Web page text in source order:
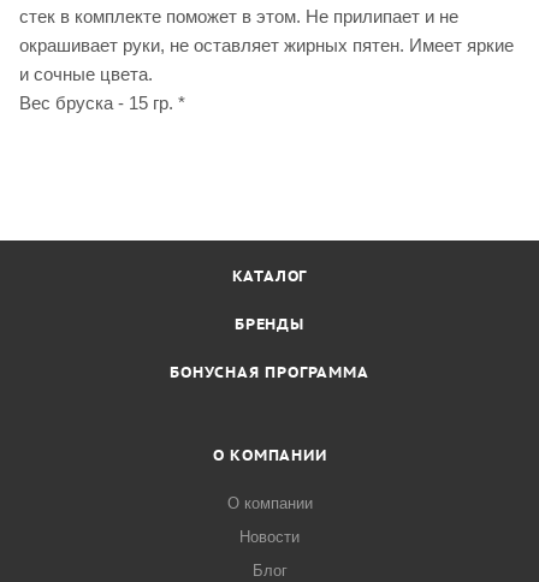
стек в комплекте поможет в этом. Не прилипает и не
окрашивает руки, не оставляет жирных пятен. Имеет яркие
и сочные цвета.
Вес бруска - 15 гр. *
КАТАЛОГ
БРЕНДЫ
БОНУСНАЯ ПРОГРАММА
О КОМПАНИИ
О компании
Новости
Блог